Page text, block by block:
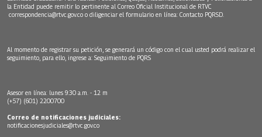
la Entidad puede remitir lo pertinente al Correo Oficial Institucional de RTVC
correspondencia@rtvc.gov.co o diligenciar el formulario en línea: Contacto PQRSD.
Al momento de registrar su petición, se generará un código con el cual usted podrá realizar el
seguimiento, para ello, ingrese a: Seguimiento de PQRS
Asesor en línea: lunes 9:30 a.m. - 12 m
(+57) (601) 2200700
Correo de notificaciones judiciales:
notificacionesjudiciales@rtvc.gov.co